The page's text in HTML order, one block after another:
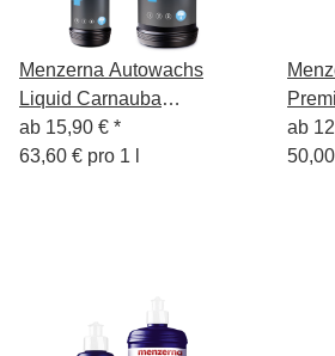
Menzerna Autowachs
Liquid Carnauba
Protection
ab 15,90 € *
63,60 € pro 1 l
ab
50,00